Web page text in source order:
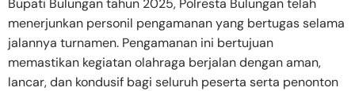
Bupati Bulungan tahun 2025, Polresta Bulungan telah
menerjunkan personil pengamanan yang bertugas selama
jalannya turnamen. Pengamanan ini bertujuan
memastikan kegiatan olahraga berjalan dengan aman,
lancar, dan kondusif bagi seluruh peserta serta penonton